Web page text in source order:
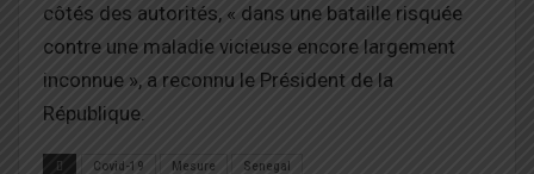
côtés des autorités, « dans une bataille risquée
contre une maladie vicieuse encore largement
inconnue », a reconnu le Président de la
République.
Covid-19 Mesure Senegal